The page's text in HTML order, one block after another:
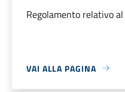
Regolamento relativo
VAI ALLA PAGINA